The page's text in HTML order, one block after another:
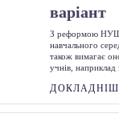
варіант
З реформою НУШ
навчального
також вимагає
учнів, наприклад